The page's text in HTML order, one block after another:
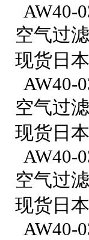
AW40-
空气过
现货日
AW40-
空气过
现货日
AW40-
空气过
现货日
AW40-